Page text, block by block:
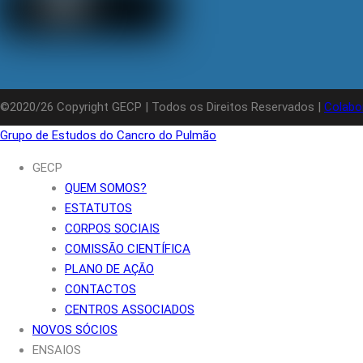
©2020/26 Copyright GECP | Todos os Direitos Reservados |
Grupo de Estudos do Cancro do Pulmão
GECP
QUEM SOMOS?
ESTATUTOS
CORPOS SOCIAIS
COMISSÃO CIENTÍFICA
PLANO DE AÇÃO
CONTACTOS
CENTROS ASSOCIADOS
NOVOS SÓCIOS
ENSAIOS